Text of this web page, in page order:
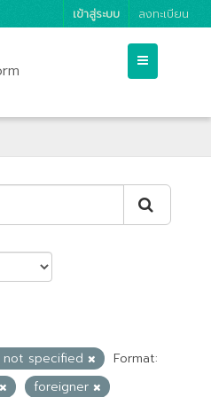
เข้าสู่ระบบ ลงทะเบียน
not specified
Format:
foreigner